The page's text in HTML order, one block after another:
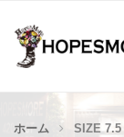
ホーム SIZE 7.5